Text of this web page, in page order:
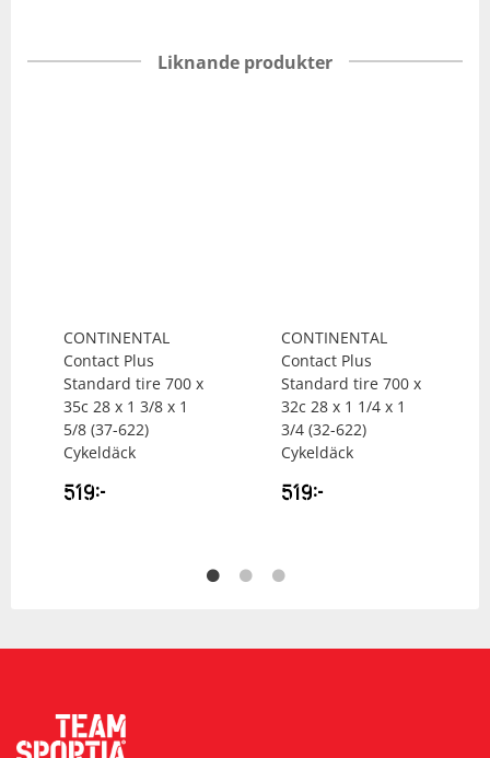
Liknande produkter
CONTINENTAL
Contact Plus
Standard tire 700 x
35c 28 x 1 3/8 x 1
5/8 (37-622)
Cykeldäck
519kr
CONTINENTAL
Contact Plus
Standard tire 700 x
32c 28 x 1 1/4 x 1
3/4 (32-622)
Cykeldäck
519kr